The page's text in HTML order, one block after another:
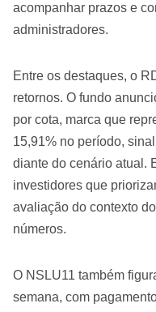
acompanhar prazos e
administradores.
Entre os destaques, o
retornos. O fundo
por cota, marca que
15,91% no período,
diante do cenário atual.
investidores que
avaliação do contexto
números.
O NSLU11 também
semana, com